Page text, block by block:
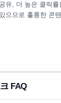
유, 더 높은 클릭률
으므로 훌륭한 콘
FAQ